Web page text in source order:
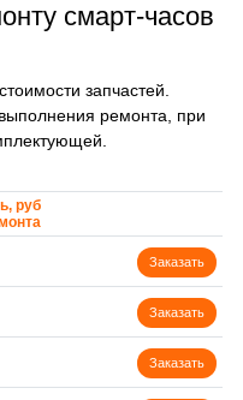
смарт-часов
запчастей.
ремонта, при
руб
Заказать
Заказать
Заказать